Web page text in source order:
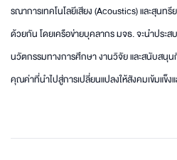
รณาการเทคโนโลยีเสียง (Acoustics) และสุนทรี
ด้วยกัน โดยเครือข่ายบุคลากร มจธ. จะนำป
นวัตกรรมทางการศึกษา งานวิจัย และสนับสนุ
คุณค่าที่นำไปสู่การเปลี่ยนแปลงให้สังคมเข้มแข็ง